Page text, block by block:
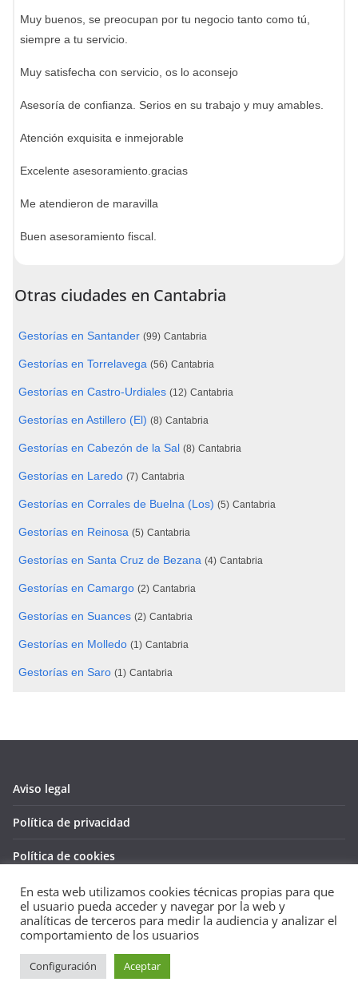
Muy buenos, se preocupan por tu negocio tanto como tú,
siempre a tu servicio.
Muy satisfecha con servicio, os lo aconsejo
Asesoría de confianza. Serios en su trabajo y muy amables.
Atención exquisita e inmejorable
Excelente asesoramiento.gracias
Me atendieron de maravilla
Buen asesoramiento fiscal.
Otras ciudades en Cantabria
Gestorías en Santander (99) Cantabria
Gestorías en Torrelavega (56) Cantabria
Gestorías en Castro-Urdiales (12) Cantabria
Gestorías en Astillero (El) (8) Cantabria
Gestorías en Cabezón de la Sal (8) Cantabria
Gestorías en Laredo (7) Cantabria
Gestorías en Corrales de Buelna (Los) (5) Cantabria
Gestorías en Reinosa (5) Cantabria
Gestorías en Santa Cruz de Bezana (4) Cantabria
Gestorías en Camargo (2) Cantabria
Gestorías en Suances (2) Cantabria
Gestorías en Molledo (1) Cantabria
Gestorías en Saro (1) Cantabria
Aviso legal
Política de privacidad
Política de cookies
Copyright © 2026Guía de empresas
. Todos los derechos
reservados.
Tema:ColorMag por ThemeGrill. Funciona con
En esta web utilizamos cookies técnicas propias para que
el usuario pueda acceder y navegar por la web y
analíticas de terceros para medir la audiencia y analizar el
comportamiento de los usuarios
Configuración Aceptar